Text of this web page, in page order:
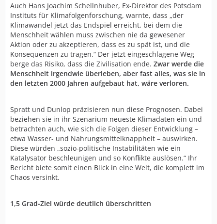
Auch Hans Joachim Schellnhuber, Ex-Direktor des Potsdam
Instituts für Klimafolgenforschung, warnte, dass „der
Klimawandel jetzt das Endspiel erreicht, bei dem die
Menschheit wählen muss zwischen nie da gewesener
Aktion oder zu akzeptieren, dass es zu spät ist, und die
Konsequenzen zu tragen.“ Der jetzt eingeschlagene Weg
berge das Risiko, dass die Zivilisation ende. Zwar werde die
Menschheit irgendwie überleben, aber fast alles, was sie in
den letzten 2000 Jahren aufgebaut hat, wäre verloren.
Spratt und Dunlop präzisieren nun diese Prognosen. Dabei
beziehen sie in ihr Szenarium neueste Klimadaten ein und
betrachten auch, wie sich die Folgen dieser Entwicklung –
etwa Wasser- und Nahrungsmittelknappheit – auswirken.
Diese würden „sozio-politische Instabilitäten wie ein
Katalysator beschleunigen und so Konflikte auslösen.“ Ihr
Bericht biete somit einen Blick in eine Welt, die komplett im
Chaos versinkt.
1,5 Grad-Ziel würde deutlich überschritten